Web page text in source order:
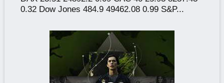
0.32 Dow Jones 484.9 49462.08 0.99 S&P...